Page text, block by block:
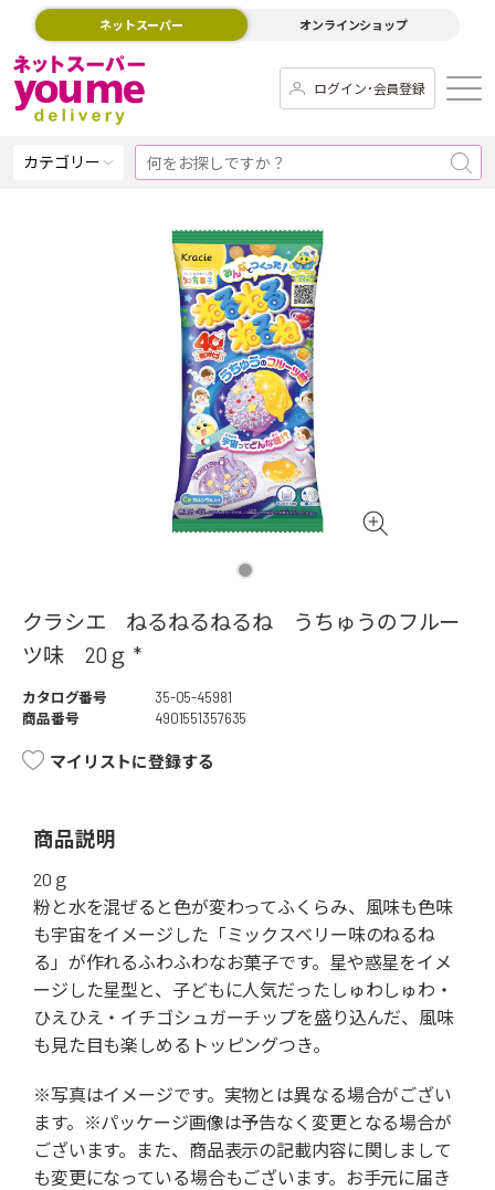
ネットスーパー オンラインショップ
ログイン･会員登録
カテゴリー
クラシエ ねるねるねるね うちゅうのフルー
ツ味 20ｇ *
カタログ番号
35-05-45981
商品番号
4901551357635
マイリストに登録する
商品説明
20ｇ
粉と水を混ぜると色が変わってふくらみ、風味も色味
も宇宙をイメージした「ミックスベリー味のねるね
る」が作れるふわふわなお菓子です。星や惑星をイメ
ージした星型と、子どもに人気だったしゅわしゅわ・
ひえひえ・イチゴシュガーチップを盛り込んだ、風味
も見た目も楽しめるトッピングつき。
※写真はイメージです。実物とは異なる場合がござい
ます。※パッケージ画像は予告なく変更となる場合が
ございます。また、商品表示の記載内容に関しまして
も変更になっている場合もございます。お手元に届き